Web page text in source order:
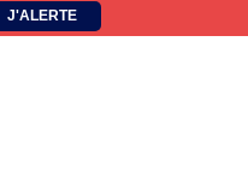
J'ALERTE